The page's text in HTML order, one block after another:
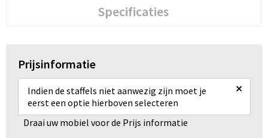
Specificaties
Prijsinformatie
Indien de staffels niet aanwezig zijn moet je
eerst een optie hierboven selecteren
×
Draai uw mobiel voor de Prijs informatie